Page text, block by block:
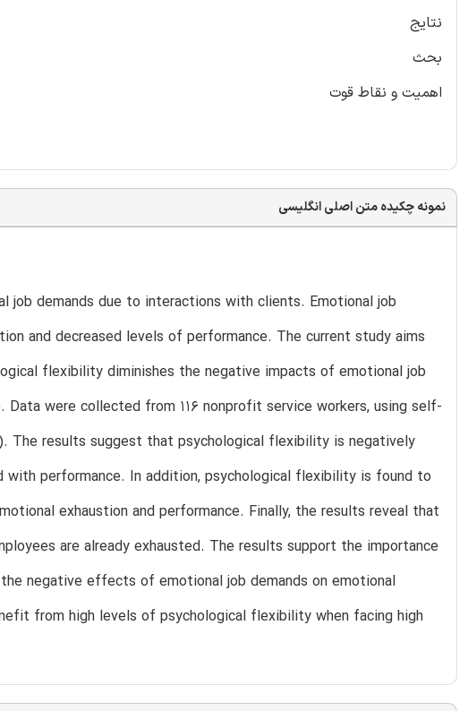
نتایج
بحث
اهمیت و نقاط قوت
نمونه چکیده متن اصلی انگلیسی
demands due to interactions with clients. Emotional job
and decreased levels of performance. The current study aims
flexibility diminishes the negative impacts of emotional job
were collected from 116 nonprofit service workers, using self-
The results suggest that psychological flexibility is negatively
performance. In addition, psychological flexibility is found to
exhaustion and performance. Finally, the results reveal that
are already exhausted. The results support the importance
negative effects of emotional job demands on emotional
from high levels of psychological flexibility when facing high